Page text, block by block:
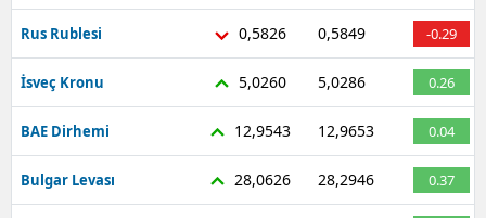
Rus Rublesi 0,5826 0,5849 -0.29
İsveç Kronu 5,0260 5,0286 0.26
BAE Dirhemi 12,9543 12,9653 0.04
Bulgar Levası 28,0626 28,2946 0.37